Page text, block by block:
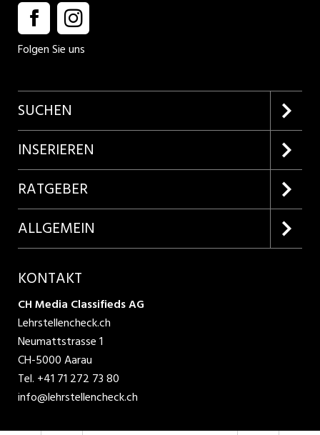
Folgen Sie uns
SUCHEN
Firmenprofile entdecken
Lehrstellen suchen
INSERIEREN
Kundenlogin
Inserieren
Produkte
RATGEBER
Lehrberufe entdecken
ALLGEMEIN
AGB
Datenschutzbestimmungen
Nutzungsbedingungen
Impressum
KONTAKT
CH Media Classifieds AG
Lehrstellencheck.ch
Neumattstrasse 1
CH-5000 Aarau
Tel. +41 71 272 73 80
info@lehrstellencheck.ch